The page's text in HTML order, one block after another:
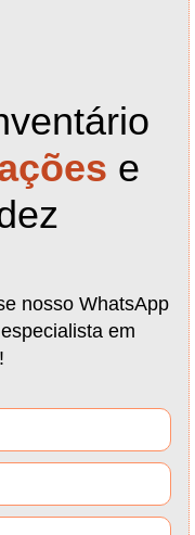
e
nosso WhatsApp
em